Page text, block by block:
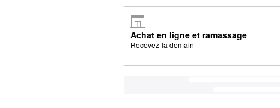
Achat en ligne et ramassage
Recevez-la demain